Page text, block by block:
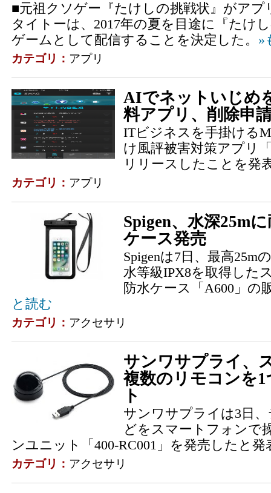
■元祖クソゲー『たけしの挑戦状』がアプ
タイトーは、2017年の夏を目途に『たけ
ゲームとして配信することを決定した。 »
カテゴリ： アプリ
AIでネットいじめ
料アプリ、削除申
ITビジネスを手掛ける
け風評被害対策アプリ
リリースしたことを発
カテゴリ： アプリ
Spigen、水深25m
ケース発売
Spigenは7日、最高25m
水等級IPX8を取得した
防水ケース「A600」の
と読む
カテゴリ： アクセサリ
サンワサプライ、
複数のリモコンを
ト
サンワサプライは3日
どをスマートフォンで
ンユニット「400-RC001」を発売したと発
カテゴリ： アクセサリ